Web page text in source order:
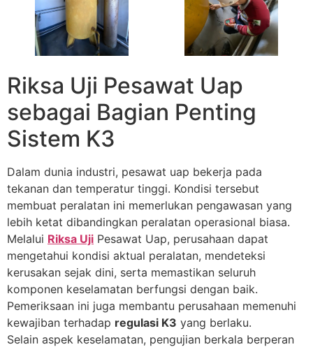
Riksa Uji Pesawat Uap
sebagai Bagian Penting
Sistem K3
Dalam dunia industri, pesawat uap bekerja pada
tekanan dan temperatur tinggi. Kondisi tersebut
membuat peralatan ini memerlukan pengawasan yang
lebih ketat dibandingkan peralatan operasional biasa.
Melalui Riksa Uji Pesawat Uap, perusahaan dapat
mengetahui kondisi aktual peralatan, mendeteksi
kerusakan sejak dini, serta memastikan seluruh
komponen keselamatan berfungsi dengan baik.
Pemeriksaan ini juga membantu perusahaan memenuhi
kewajiban terhadap regulasi K3 yang berlaku.
Selain aspek keselamatan, pengujian berkala berperan